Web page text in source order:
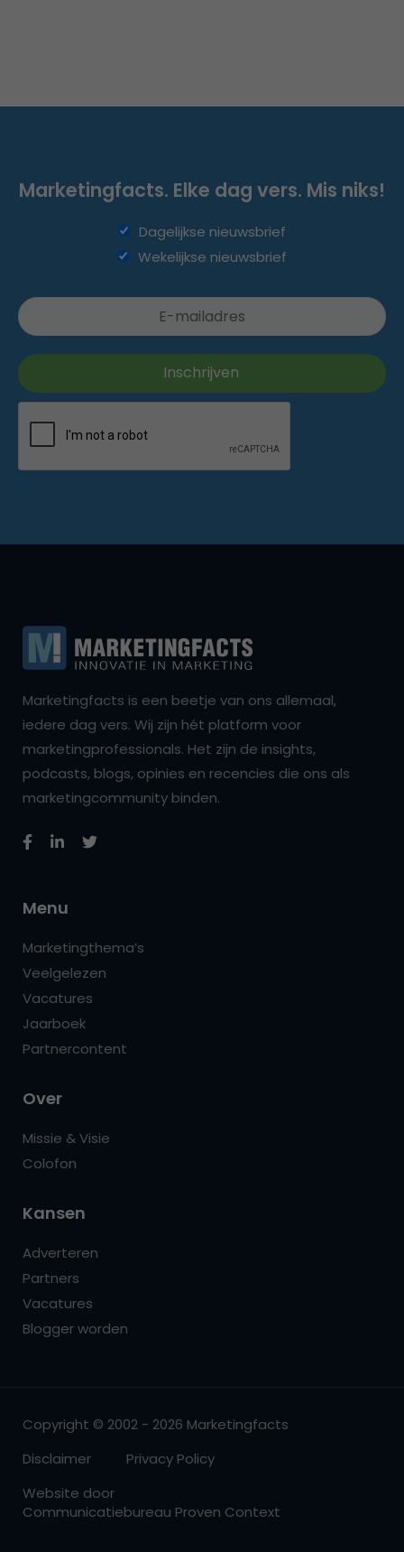
Marketingfacts. Elke dag vers. Mis niks!
Dagelijkse nieuwsbrief
Wekelijkse nieuwsbrief
Marketingfacts is een beetje van ons allemaal,
iedere dag vers. Wij zijn hét platform voor
marketingprofessionals. Het zijn de insights,
podcasts, blogs, opinies en recencies die ons als
marketingcommunity binden.
Menu
Marketingthema’s
Veelgelezen
Vacatures
Jaarboek
Partnercontent
Over
Missie & Visie
Colofon
Kansen
Adverteren
Partners
Vacatures
Blogger worden
Copyright © 2002 - 2026 Marketingfacts
Disclaimer
Privacy Policy
Website door
Communicatiebureau Proven Context